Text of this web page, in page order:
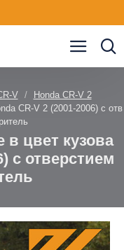
V
Honda CR-V 2
CR-V 2 (2001-2006) с отв
в цвет кузова
с отверстием